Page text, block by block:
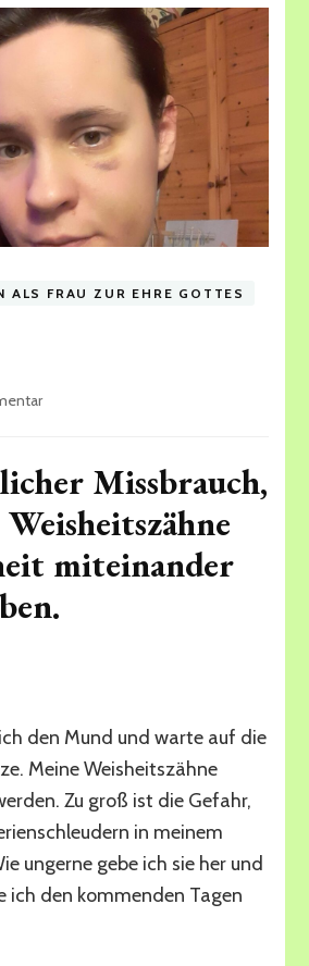
ALS FRAU ZUR EHRE GOTTES
zu
Missbrauch,
miteinander
den Mund und warte auf die
Meine Weisheitszähne
Zu groß ist die Gefahr,
in meinem
ungerne gebe ich sie her und
ich den kommenden Tagen